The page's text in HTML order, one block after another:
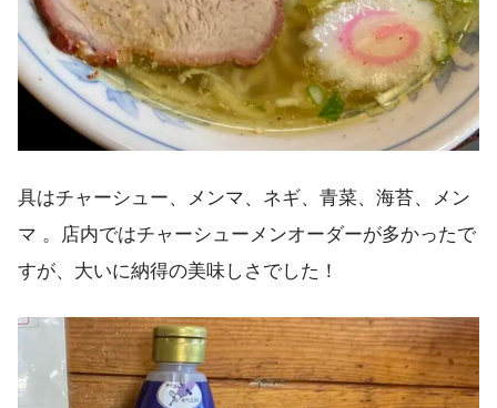
具はチャーシュー、メンマ、ネギ、青菜、海苔、メン
マ 。店内ではチャーシューメンオーダーが多かったで
すが、大いに納得の美味しさでした！